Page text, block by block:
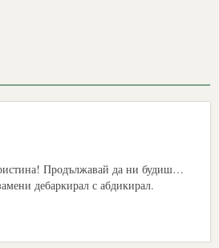
Продължавай да ни будиш…
дебаркирал с абдикирал.